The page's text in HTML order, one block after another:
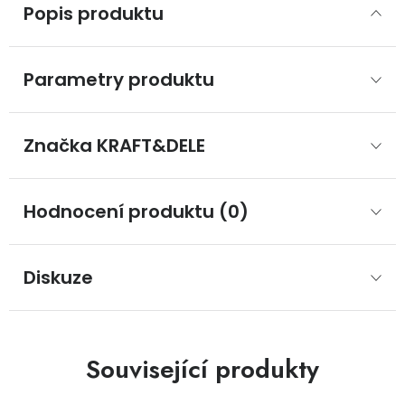
Popis produktu
Parametry produktu
Značka KRAFT&DELE
Hodnocení produktu (0)
Diskuze
Související produkty